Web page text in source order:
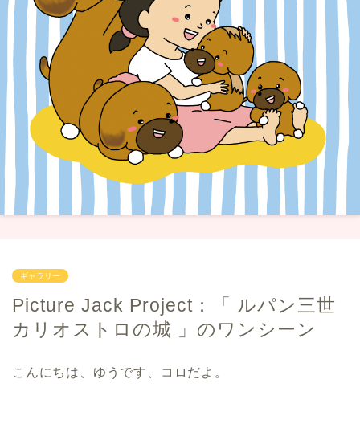
ギャラリー
Picture Jack Project：「 ルパン三世
カリオストロの城 」のワンシーン
こんにちは、ゆうです、コロだよ。